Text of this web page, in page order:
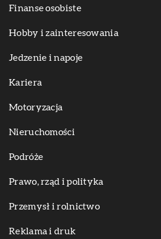
Finanse osobiste
Hobby i zainteresowania
Jedzenie i napoje
Kariera
Motoryzacja
Nieruchomości
Podróże
Prawo, rząd i polityka
Przemysł i rolnictwo
Reklama i druk